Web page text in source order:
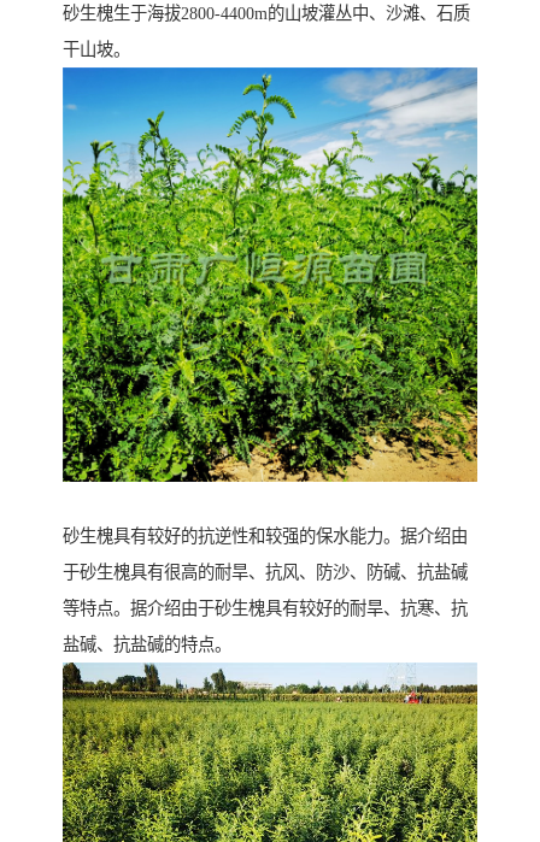
砂生槐生于海拔2800-4400m的山坡灌丛中、沙滩、石质
干山坡。
砂生槐具有较好的抗逆性和较强的保水能力。据介绍由
于砂生槐具有很高的耐旱、抗风、防沙、防碱、抗盐碱
等特点。据介绍由于砂生槐具有较好的耐旱、抗寒、抗
盐碱、抗盐碱的特点。